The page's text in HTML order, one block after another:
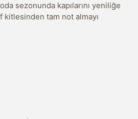
sezonunda kapılarını yeniliğe
kitlesinden tam not almayı